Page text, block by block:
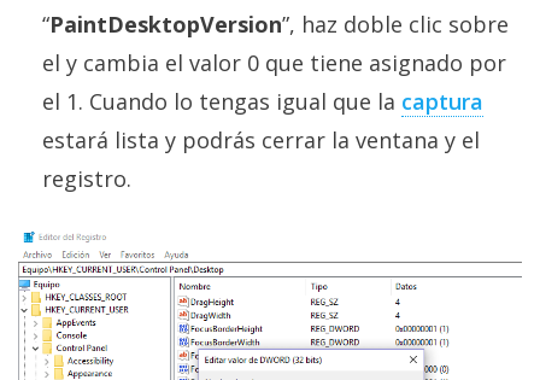
“PaintDesktopVersion”, haz doble clic sobre
el y cambia el valor 0 que tiene asignado por
el 1. Cuando lo tengas igual que la captura
estará lista y podrás cerrar la ventana y el
registro.